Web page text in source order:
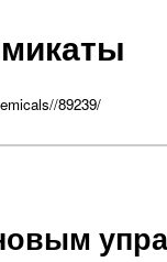
89239/